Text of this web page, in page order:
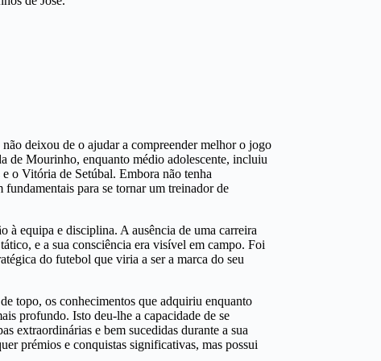
deixou de o ajudar a compreender melhor o jogo
de Mourinho, enquanto médio adolescente, incluiu
o Vitória de Setúbal. Embora não tenha
para se tornar um treinador de
à equipa e disciplina. A ausência de uma carreira
e a sua consciência era visível em campo. Foi
do futebol que viria a ser a marca do seu
topo, os conhecimentos que adquiriu enquanto
profundo. Isto deu-lhe a capacidade de se
extraordinárias e bem sucedidas durante a sua
prémios e conquistas significativas, mas possui